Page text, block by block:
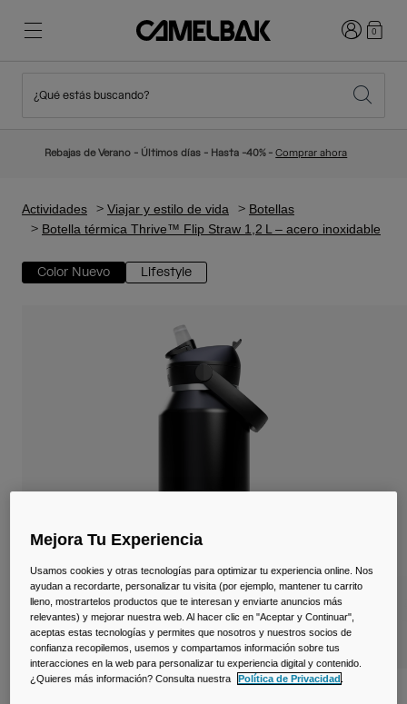
Novedades
Mochilas Hidratación
Bolsas Hidratación
Accessorios
Ver todo
Senderismo
Viajar y estilo de vida
Adiós a los desechables
Iniciar0
¿Qué estás buscando?
Rebajas de Verano - Últimos días - Hasta -40% -Comprar ahora
Actividades Viajar y estilo de vida
Botellas
Botella térmica Thrive™ Flip Straw 1,2 L – acero inoxidable
Color Nuevo Lifestyle
Mejora Tu Experiencia
Usamos cookies y otras tecnologías para optimizar tu experiencia online. Nos
ayudan a recordarte, personalizar tu visita (por ejemplo, mantener tu carrito
lleno, mostrartelos productos que te interesan y enviarte anuncios más
relevantes) y mejorar nuestra web. Al hacer clic en "Aceptar y Continuar",
aceptas estas tecnologías y permites que nosotros y nuestros socios de
confianza recopilemos, usemos y compartamos información sobre tus
interacciones en la web para personalizar tu experiencia digital y contenido.
¿Quieres más información? Consulta nuestra
Política de Privacidad